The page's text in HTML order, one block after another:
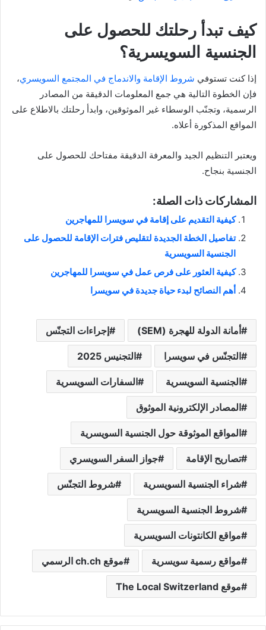
كيف تبدأ رحلتك للحصول على
الجنسية السويسرية؟
إذا كنت تستوفي شروط الإقامة والاندماج في المجتمع السويسري،
فإن الخطوة التالية هي جمع المعلومات الدقيقة من المصادر
الرسمية، وتجنّب الوسطاء غير الموثوقين، وابدأ رحلتك بالاطلاع على
المواقع المذكورة أعلاه.
ويعتبر التنظيم الجيد والمعرفة الدقيقة مفتاحك للحصول على
الجنسية بنجاح.
المشاركات ذات الصلة:
كيفية التقديم على إقامة في سويسرا للمهاجرين
تفاصيل الخطة الجديدة لتقليص فترات الإقامة للحصول على
الجنسية السويسرية
كيفية العثور على فرص عمل في سويسرا للمهاجرين
أهم النصائح لبدء حياة جديدة في سويسرا
أمانة الدولة للهجرة (SEM) إجراءات التجنّس
التجنّس في سويسرا التجنيس 2025
الجنسية السويسرية السفارات السويسرية
المصادر الإلكترونية الموثوق
المواقع الموثوقة حول الجنسية السويسرية
تصاريح الإقامة جواز السفر السويسري
شراء الجنسية السويسرية شروط التجنّس
شروط الجنسية السويسرية
مواقع الكانتونات السويسرية
مواقع رسمية سويسرية موقع ch.ch الرسمي
موقع The Local Switzerland